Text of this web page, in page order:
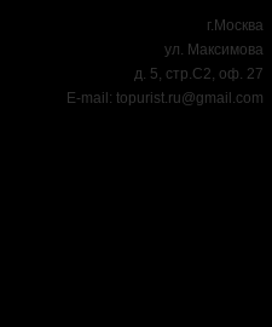
г.Москва
ул. Максимова
д. 5, стр.С2, оф. 27
E-mail:topurist.ru@gmail.com